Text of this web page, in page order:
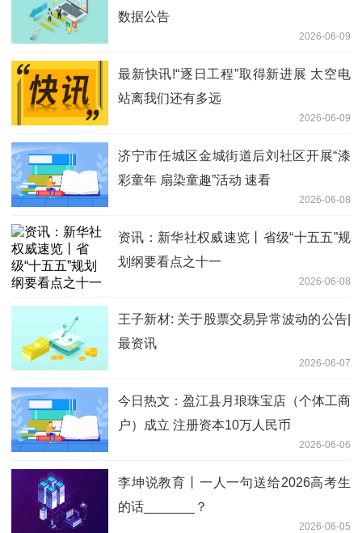
数据公告
2026-06-09
最新快讯!“逐日工程”取得新进展 太空电
站离我们还有多远
2026-06-09
济宁市任城区金城街道后刘社区开展“漆
彩童年 扇染童趣”活动 速看
2026-06-08
资讯：新华社权威速览丨省级“十五五”规
划纲要看点之十一
2026-06-08
王子新材: 关于股票交易异常波动的公告|
最资讯
2026-06-07
今日热文：盈江县月琅珠宝店（个体工商
户）成立 注册资本10万人民币
2026-06-06
李坤说教育丨一人一句送给2026高考生
的话_______？
2026-06-05